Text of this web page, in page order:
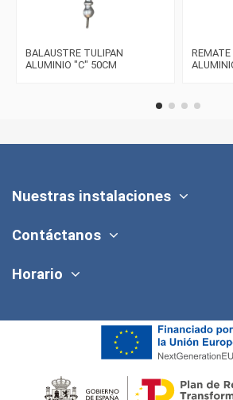
BALAUSTRE TULIPAN
ALUMINIO "C" 50CM
REMATE
Nuestras instalaciones
Contáctanos
Horario